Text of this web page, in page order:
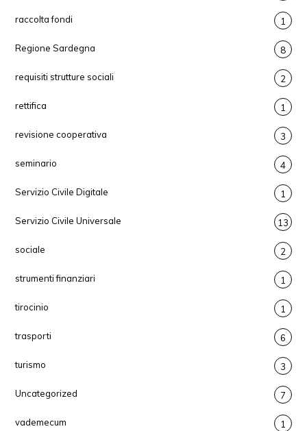
raccolta fondi 1
Regione Sardegna 8
requisiti strutture sociali 2
rettifica 1
revisione cooperativa 3
seminario 4
Servizio Civile Digitale 1
Servizio Civile Universale 13
sociale 2
strumenti finanziari 1
tirocinio 1
trasporti 6
turismo 3
Uncategorized 7
vademecum 1